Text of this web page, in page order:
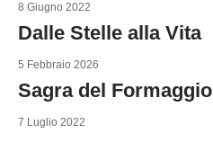
8 Giugno 2022
Dalle Stelle alla Vita
5 Febbraio 2026
Sagra del Formaggio
7 Luglio 2022